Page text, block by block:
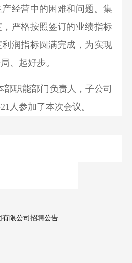
经营中的困难和问题。集
，严格按照签订的业绩指标
润指标圆满完成，为实现
、起好步。
部职能部门负责人，子公司
人参加了本次会议。
有限公司招聘公告